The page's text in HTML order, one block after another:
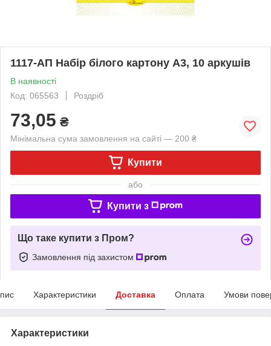
1117-АП Набір білого картону А3, 10 аркушів
В наявності
Код: 065563
Роздріб
73,05 ₴
Мінімальна сума замовлення на сайті — 200 ₴
Купити
або
Купити з
Що таке купити з Пром?
Замовлення під захистом
Характеристики Доставка Оплата Умови
Характеристики